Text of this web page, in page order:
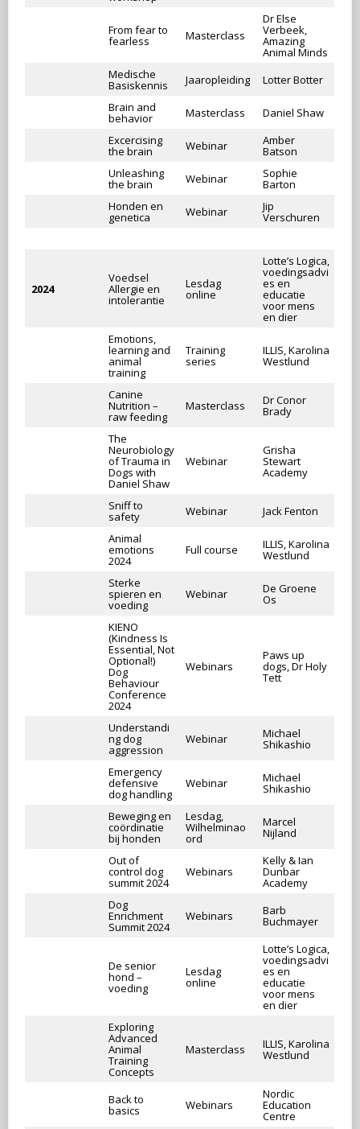
From fear to
fearless Masterclass
Dr Else
Verbeek,
Amazing
Animal Minds
Medische
Basiskennis Jaaropleiding
Lotter Botter
Brain and
behavior Masterclass
Daniel Shaw
Excercising
the brain Webinar Amber
Batson
Unleashing
the brain Webinar Sophie
Barton
Honden en
genetica Webinar Jip
Verschuren
2024
Voedsel
Allergie en
intolerantie
Lesdag
online
Lotte’s Logica,
voedingsadvi
es en
educatie
voor mens
en dier
Emotions,
learning and
animal
training
Training
series
ILLIS, Karolina
Westlund
Canine
Nutrition –
raw feeding
Masterclass Dr Conor
Brady
The
Neurobiology
of Trauma in
Dogs with
Daniel Shaw
Webinar
Grisha
Stewart
Academy
Sniff to
safety Webinar
Jack Fenton
Animal
emotions
2024
Full course ILLIS, Karolina
Westlund
Sterke
spieren en
voeding
Webinar De Groene
Os
KIENO
(Kindness Is
Essential, Not
Optional!)
Dog
Behaviour
Conference
2024
Webinars
Paws up
dogs, Dr Holy
Tett
Understandi
ng dog
aggression
Webinar Michael
Shikashio
Emergency
defensive
dog handling
Webinar Michael
Shikashio
Beweging en
coördinatie
bij honden
Lesdag,
Wilhelminao
ord
Marcel
Nijland
Out of
control dog
summit 2024
Webinars
Kelly & Ian
Dunbar
Academy
Dog
Enrichment
Summit 2024
Webinars Barb
Buchmayer
De senior
hond –
voeding
Lesdag
online
Lotte’s Logica,
voedingsadvi
es en
educatie
voor mens
en dier
Exploring
Advanced
Animal
Training
Concepts
Masterclass ILLIS, Karolina
Westlund
Back to
basics Webinars
Nordic
Education
Centre